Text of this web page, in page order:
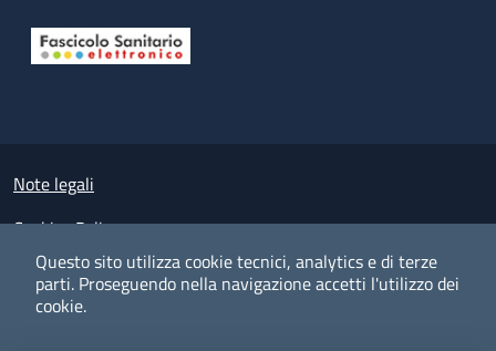
Questo sito utilizza cookie tecnici, analytics e di terze
parti. Proseguendo nella navigazione accetti l'utilizzo dei
cookie.
Small prints
Note legali
Cookies Policy
Policy privacy e protezione del dato personale
Albo pretorio on-line